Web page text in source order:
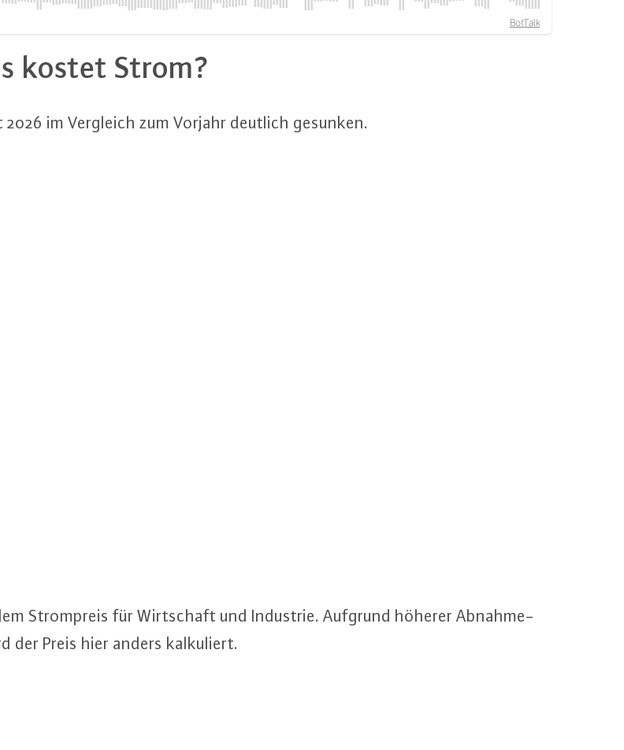
BotTalk
kostet Strom?
im Vergleich zum Vorjahr deutlich gesunken.
Strom­preis für Wirt­schaft und Industrie. Aufgrund höherer Ab­nah­me­
der Preis hier anders kal­ku­liert.